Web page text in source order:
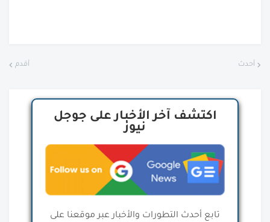
أحدث أقدم
اكتشف آخر الأخبار على جوجل
نيوز
تابع أحدث التطورات والأخبار عبر موقعنا على